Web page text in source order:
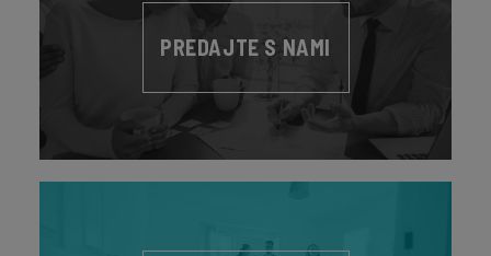
PREDAJTE S NAMI